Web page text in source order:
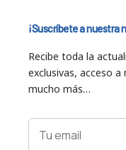
¡Suscríbete a nuestra
Recibe toda la
exclusivas, acceso
mucho más…